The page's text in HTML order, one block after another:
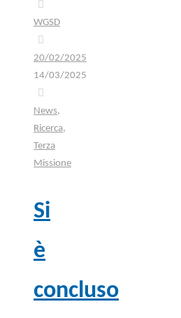
WGSD
20/02/2025
14/03/2025
News,
Ricerca,
Terza
Missione
Si
è
concluso